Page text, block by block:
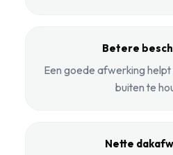
Betere
Een goede afwerking
buiten te
Nette